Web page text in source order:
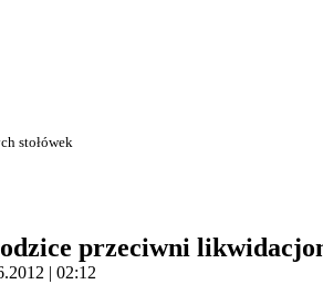
stołówek
przeciwni
| 02:12